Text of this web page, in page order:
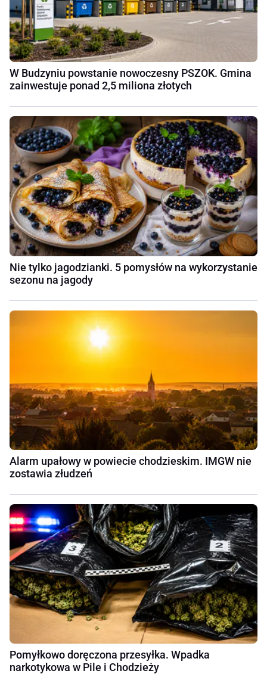
W Budzyniu powstanie nowoczesny PSZOK. Gmina
zainwestuje ponad 2,5 miliona złotych
Nie tylko jagodzianki. 5 pomysłów na wykorzystanie
sezonu na jagody
Alarm upałowy w powiecie chodzieskim. IMGW nie
zostawia złudzeń
Pomyłkowo doręczona przesyłka. Wpadka
narkotykowa w Pile i Chodzieży